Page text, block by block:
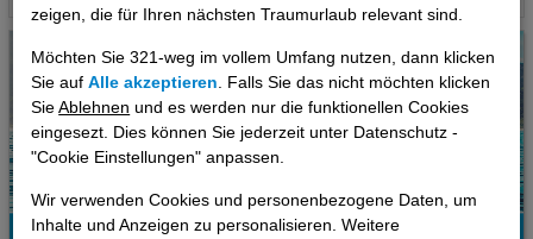
zeigen, die für Ihren nächsten Traumurlaub relevant sind.
Möchten Sie 321-weg im vollem Umfang nutzen, dann klicken
Sie aufAlle akzeptieren . Falls Sie das nicht möchten klicken
SieAblehnen und es werden nur die funktionellen Cookies
eingesezt. Dies können Sie jederzeit unter Datenschutz -
"Cookie Einstellungen" anpassen.
Wir verwenden Cookies und personenbezogene Daten, um
Inhalte und Anzeigen zu personalisieren. Weitere